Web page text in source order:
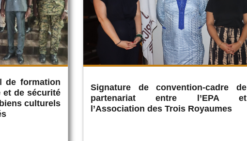
de formation
et de sécurité
culturels
Signature de convention-cadre de
partenariat entre l’EPA et
l’Association des Trois Royaumes